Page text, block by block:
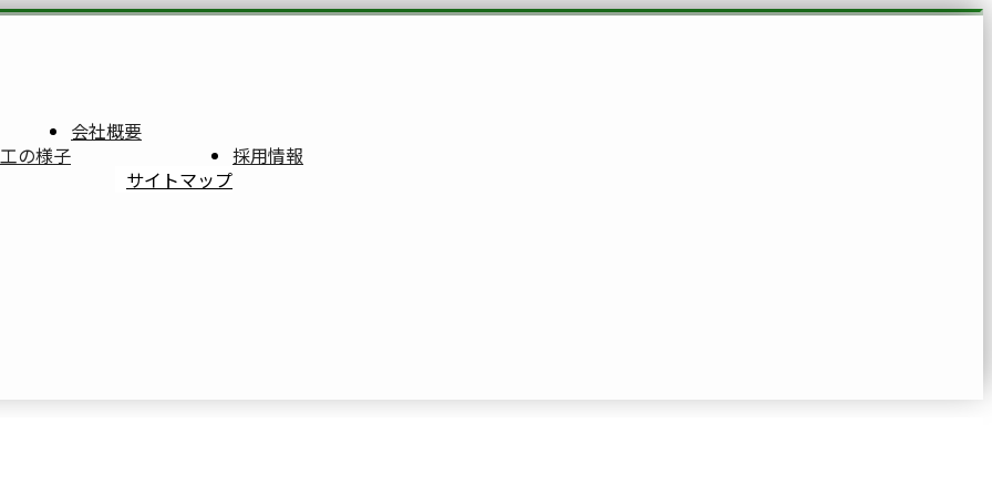
の様子
会社概要
サイトマップ
採用情報